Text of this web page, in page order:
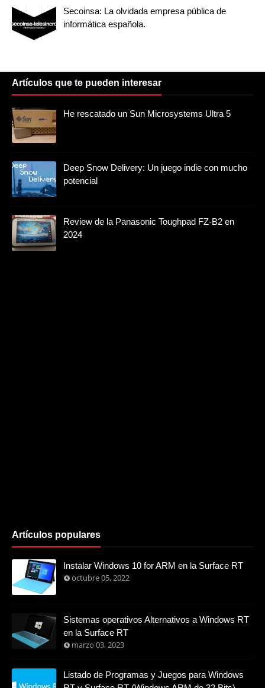
Secoinsa: La olvidada empresa pública de
informática española.
Artículos que te pueden interesar
He rescatado un Sun Microsystems Ultra 5
Deep Snow Delivery: Un juego indie con mucho
potencial
Review de la Panasonic Toughpad FZ-B2 en
2024
Artículos populares
Instalar Windows 10 for ARM en la Surface RT
octubre 05, 2022
Sistemas operativos Alternativos a Windows RT
en la Surface RT
marzo 03, 2023
Listado de Programas y Juegos para Windows